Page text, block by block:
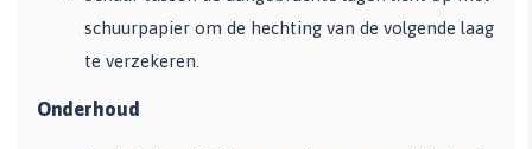
schuurpapier om de hechting van de volgende laag
te verzekeren.
Onderhoud